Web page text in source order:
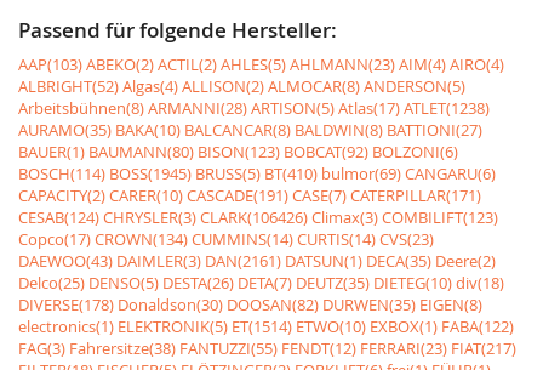
Passend für folgende Hersteller:
AAP(103)ABEKO(2)ACTIL(2)AHLES(5)AHLMANN(23)AIM(4)AIRO(4)
ALBRIGHT(52)Algas(4)ALLISON(2)ALMOCAR(8)ANDERSON(5)
Arbeitsbühnen(8)ARMANNI(28)ARTISON(5)Atlas(17)ATLET(1238)
AURAMO(35) BAKA(10) BALCANCAR(8) BALDWIN(8) BATTIONI(27)
BAUER(1) BAUMANN(80) BISON(123) BOBCAT(92) BOLZONI(6)
BOSCH(114) BOSS(1945) BRUSS(5) BT(410) bulmor(69)CANGARU(6)
CAPACITY(2)CARER(10)CASCADE(191)CASE(7)CATERPILLAR(171)
CESAB(124)CHRYSLER(3)CLARK(106426)Climax(3)COMBILIFT(123)
Copco(17)CROWN(134)CUMMINS(14)CURTIS(14)CVS(23)
DAEWOO(43) DAIMLER(3) DAN(2161) DATSUN(1) DECA(35) Deere(2)
Delco(25) DENSO(5) DESTA(26) DETA(7) DEUTZ(35) DIETEG(10)div(18)
DIVERSE(178) Donaldson(30) DOOSAN(82) DURWEN(35) EIGEN(8)
electronics(1) ELEKTRONIK(5) ET(1514) ETWO(10) EXBOX(1) FABA(122)
FAG(3) Fahrersitze(38) FANTUZZI(55) FENDT(12) FERRARI(23) FIAT(217)